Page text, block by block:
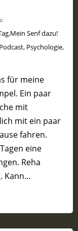
,Mein Senf dazu!
Podcast, Psychologie,
für meine
Ein paar
mit
mit ein paar
fahren.
eine
Reha
Kann…